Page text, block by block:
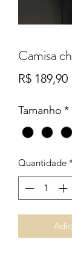
Camisa
R$ 189,90
Tamanho *
Quantidade *